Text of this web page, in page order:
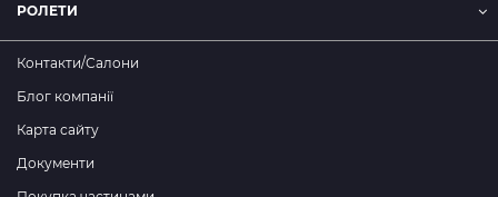
РОЛЕТИ
Контакти/Салони
Блог компанії
Карта сайту
Документи